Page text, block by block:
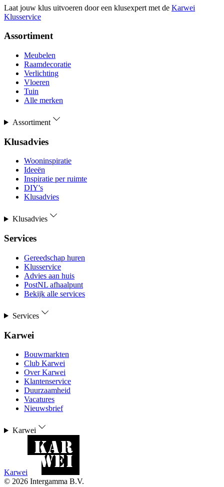
Laat jouw klus uitvoeren door een klusexpert met de Karwei
Klusservice
Assortiment
Meubelen
Raamdecoratie
Verlichting
Vloeren
Tuin
Alle merken
Assortiment
Klusadvies
Wooninspiratie
Ideeën
Inspiratie per ruimte
DIY's
Klusadvies
Klusadvies
Services
Gereedschap huren
Klusservice
Advies aan huis
PostNL afhaalpunt
Bekijk alle services
Services
Karwei
Bouwmarkten
Club Karwei
Over Karwei
Klantenservice
Duurzaamheid
Vacatures
Nieuwsbrief
Karwei
Karwei
© 2026 Intergamma B.V.